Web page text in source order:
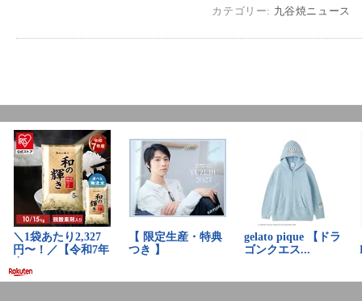
カテゴリー: 九谷焼ニュース